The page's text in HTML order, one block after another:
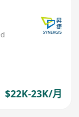
$22K-23K/月